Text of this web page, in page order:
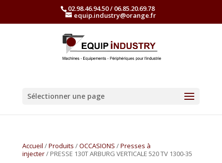
02.98.46.94.50 / 06.85.20.69.78
equip.industry@orange.fr
Sélectionner une page
Accueil /Produits /OCCASIONS /Presses à
injecter/ PRESSE 130T ARBURG VERTICALE 520 TV 1300-35